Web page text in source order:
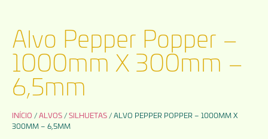
Alvo Pepper Popper –
1000mm X 300mm –
6,5mm
INÍCIO /ALVOS /SILHUETAS / ALVO PEPPER POPPER – 1000MM X
300MM – 6,5MM